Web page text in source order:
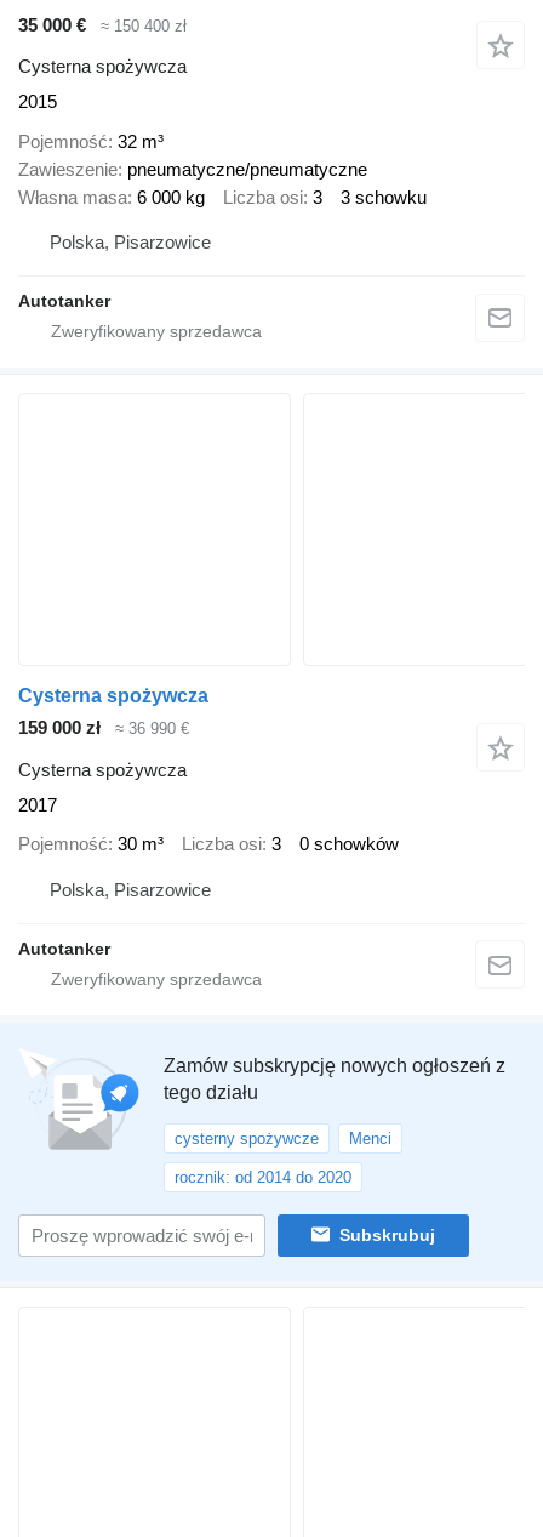
35 000 €
≈ 150 400 zł
Cysterna spożywcza
2015
Pojemność 32 m³
Zawieszenie pneumatyczne/pneumatyczne
Własna masa 6 000 kg Liczba osi 3 3 schowku
Polska, Pisarzowice
Autotanker
Cysterna spożywcza
159 000 zł
≈ 36 990 €
Cysterna spożywcza
2017
Pojemność 30 m³ Liczba osi 3 0 schowków
Polska, Pisarzowice
Autotanker
Zamów subskrypcję nowych ogłoszeń z
tego działu
cysterny spożywcze Menci
rocznik: od 2014 do 2020
Subskrubuj